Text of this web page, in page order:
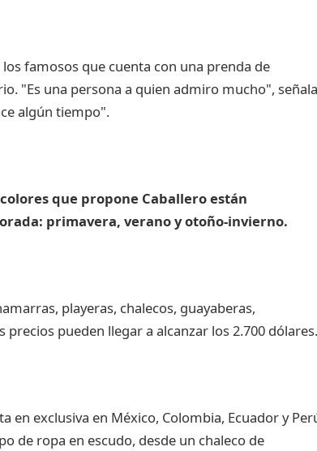
famosos que cuenta con una prenda de
"Es una persona a quien admiro mucho", señala
algún tiempo".
que propone Caballero están
primavera, verano y otoño-invierno.
playeras, chalecos, guayaberas,
pueden llegar a alcanzar los 2.700 dólares.
en exclusiva en México, Colombia, Ecuador y
de ropa en escudo, desde un chaleco de